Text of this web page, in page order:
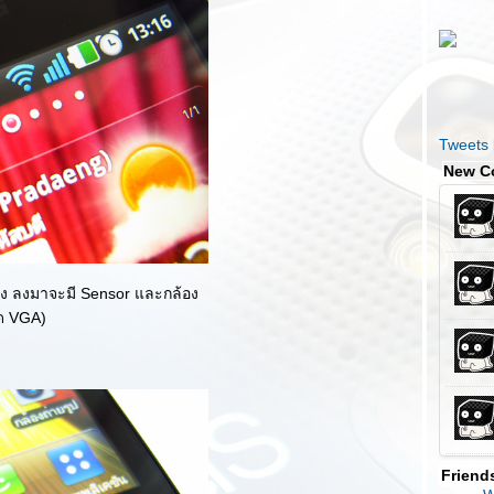
งมาจะมี Sensor และกล้อง
VGA)
Tweets
New